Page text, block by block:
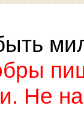
Не